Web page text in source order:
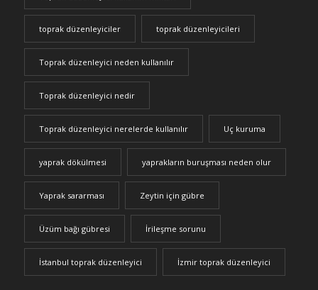
toprak düzenleyiciler toprak düzenleyicileri
Toprak düzenleyici neden kullanılır
Toprak düzenleyici nedir
Toprak düzenleyici nerelerde kullanılır Uç kuruma
yaprak dökülmesi yaprakların buruşması neden olur
Yaprak sararması Zeytin için gübre
Üzüm bağı gübresi İrileşme sorunu
İstanbul toprak düzenleyici İzmir toprak düzenleyici